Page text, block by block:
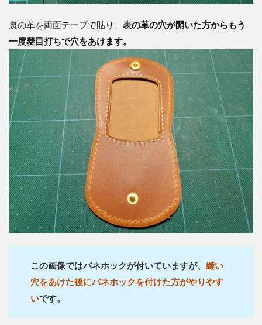
裏の革を両面テープで貼り、 表の革の穴が開いた方からもう
一度菱目打ちで穴をあけます。
この画像ではバネホックが付いていますが、 縫い
穴をあけた後にバネホックを付けた方がやりやす
いです。